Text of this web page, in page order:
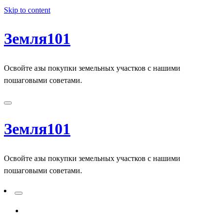
Skip to content
Земля101
Освойте азы покупки земельных участков с нашими
пошаговыми советами.
Земля101
Освойте азы покупки земельных участков с нашими
пошаговыми советами.